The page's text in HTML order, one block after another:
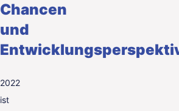
Chancen
und
2022
ist